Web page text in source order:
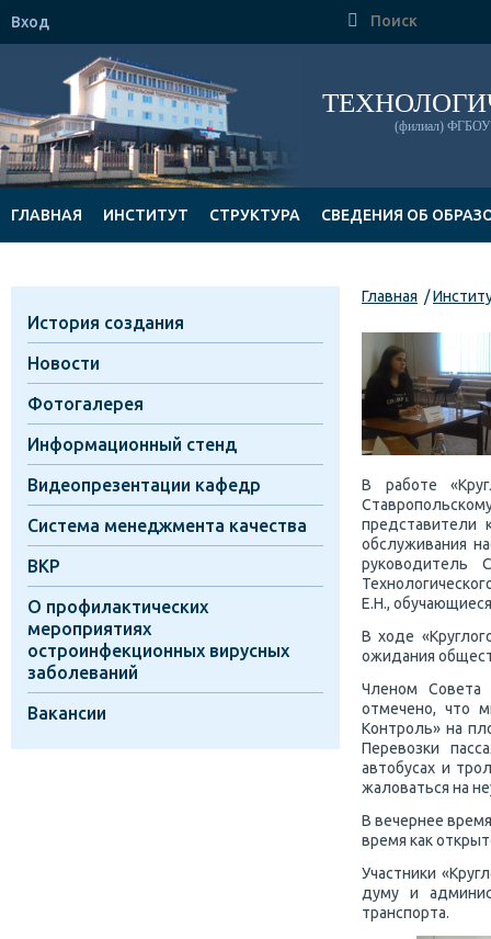
Вход 
(филиал) ФГБОУ
ГЛАВНАЯ ИНСТИТУТ СТРУКТУРА СВЕДЕНИЯ ОБ
Главная
В работе
представители
обслуживания
Е.Н.,
В ходе
ожидания
Членом Совета
отмечено, что
Контроль» на
Перевозки
автобусах и
жаловаться на
В вечернее
время как
Участники
думу и
транспорта.
История создания
Новости
Фотогалерея
Информационный стенд
Видеопрезентации кафедр
Система менеджмента качества
ВКР
О профилактических
мероприятиях
остроинфекционных вирусных
заболеваний
Вакансии